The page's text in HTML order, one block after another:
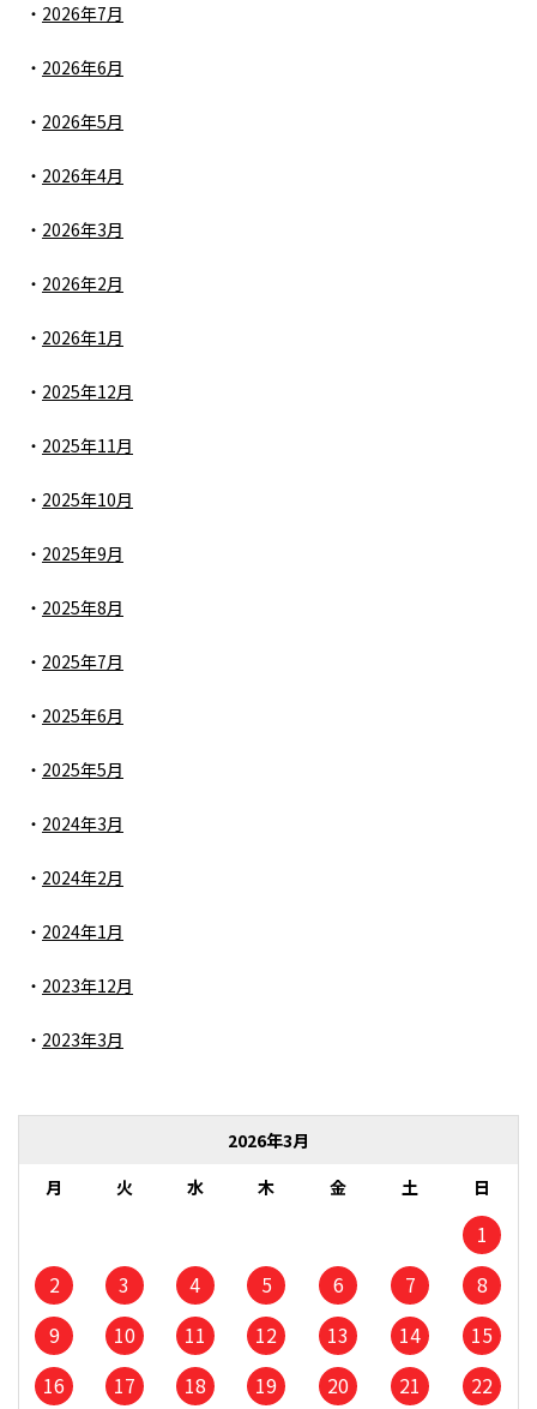
2026年7月
2026年6月
2026年5月
2026年4月
2026年3月
2026年2月
2026年1月
2025年12月
2025年11月
2025年10月
2025年9月
2025年8月
2025年7月
2025年6月
2025年5月
2024年3月
2024年2月
2024年1月
2023年12月
2023年3月
2026年3月
月
火 水 木 金 土 日
1
2
3 4 5 6 7
8
9
10 11 12 13 14
15
16
17 18 19 20 21 22